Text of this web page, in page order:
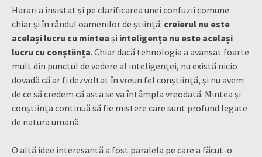
Harari a insistat și pe clarificarea unei confuzii comune
chiar și în rândul oamenilor de știință: creierul nu este
același lucru cu mintea și inteligența nu este același
lucru cu conștiința. Chiar dacă tehnologia a avansat foarte
mult din punctul de vedere al inteligenței, nu există nicio
dovadă că ar fi dezvoltat în vreun fel conștiință, și nu avem
de ce să credem că asta se va întâmpla vreodată. Mintea și
conștiința continuă să fie mistere care sunt profund legate
de natura umană.
O altă idee interesantă a fost paralela pe care a făcut-o